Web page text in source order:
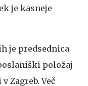
je kasneje
je predsednica
položaj
Zagreb. Več